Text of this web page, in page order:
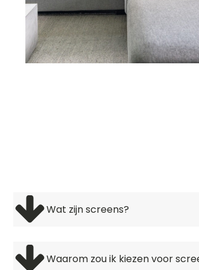
Wat zijn screens?
Een screen is een verticale
beneden. Hierdoor zijn screens
Waarom zou ik kiezen voor